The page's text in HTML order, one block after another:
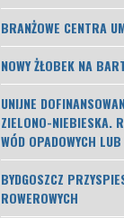
BRANŻOWE CENTRA
NOWY ŻŁOBEK NA
UNIJNE
ZIELONO-NIEBIESKA.
WÓD OPADOWYCH
BYDGOSZCZ
ROWEROWYCH